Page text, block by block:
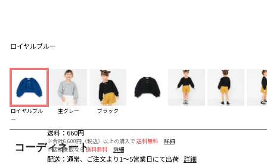
ロイヤルブルー
ロイヤルブル
ー
杢グレー ブラック
コーディネート
送料：660円
※合計6,600円（税込）以上の購入で 送料無料
詳細
※店頭受取なら送料無料 詳細
配送： 通常、ご注文より1～5営業日にて出荷 詳細